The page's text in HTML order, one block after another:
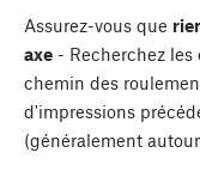
Assurez-vous que
axe - Recherchez
chemin des
d'impressions
(généralement